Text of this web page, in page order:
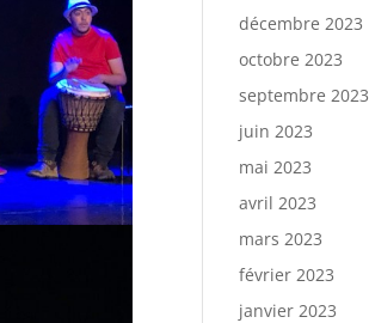
décembre 2023
octobre 2023
septembre 2023
juin 2023
mai 2023
avril 2023
mars 2023
février 2023
janvier 2023